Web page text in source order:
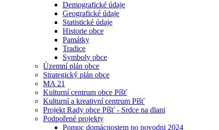
Demografické údaje
Geografické údaje
Statistické údaje
Historie obce
Památky
Tradice
Symboly obce
Územní plán obce
Strategický plán obce
MA 21
Kulturní centrum obce Píšť
Kulturní a kreativní centrum Píšť
Projekt Rady obce Píšť - Srdce na dlani
Podpořené projekty
Pomoc domácnostem po povodni 2024